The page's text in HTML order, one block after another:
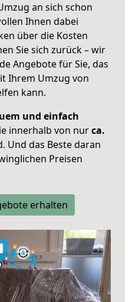
an sich schon
Ihnen dabei
über die Kosten
Sie sich zurück – wir
Angebote für Sie, das
Ihrem Umzug von
kann.
und einfach
innerhalb von nurca.
Und das Beste daran
Preisen
erhalten